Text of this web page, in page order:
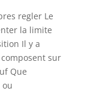
regler Le
la limite
Il y a
sur
Que